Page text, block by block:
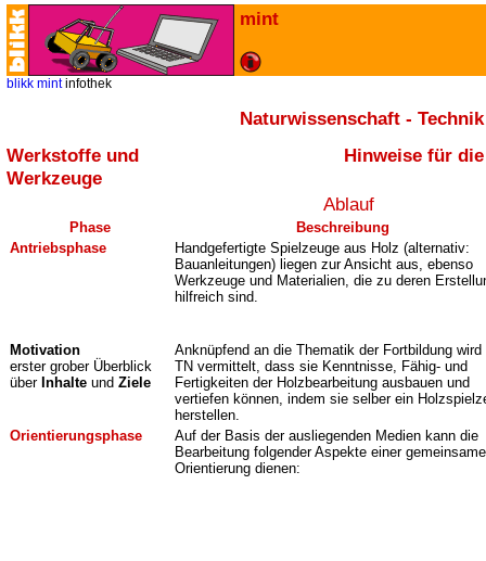
mint
blikk mint infothek
Naturwissenschaft - Technik
Werkstoffe und
Werkzeuge
Hinweise für
Ablauf
Phase
Beschreibung
Antriebsphase
Handgefertigte Spielzeuge aus Holz (alternativ:
Bauanleitungen) liegen zur Ansicht aus, ebenso
Werkzeuge und Materialien, die zu deren
hilfreich sind.
Motivation
erster grober Überblick
über Inhalte und Ziele
Anknüpfend an die Thematik der Fortbildung wird
TN vermittelt, dass sie Kenntnisse, Fähig- und
Fertigkeiten der Holzbearbeitung ausbauen und
vertiefen können, indem sie selber ein
herstellen.
Orientierungsphase
Auf der Basis der ausliegenden Medien kann die
Bearbeitung folgender Aspekte einer
Orientierung dienen: